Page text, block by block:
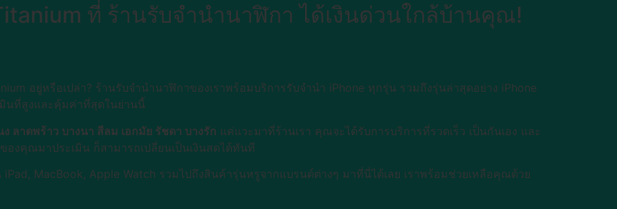
ที่ ร้านรับจำนำนาฬิกา ได้เงินด่วนใกล้บ้านคุณ!
อยู่หรือเปล่า? ร้านรับจำนำนาฬิกาของเราพร้อมบริการรับจำนำ iPhone ทุกรุ่น รวมถึงรุ่นล่าสุดอย่าง iPhone
นที่สูงและคุ้มค่าที่สุดในย่านนี้
ลาดพร้าว บางนา สีลม เอกมัย รัชดา บางรัก แค่แวะมาที่ร้านเรา คุณจะได้รับการบริการที่รวดเร็ว เป็นกันเอง และ
งคุณมาประเมิน ก็สามารถเปลี่ยนเป็นเงินสดได้ทันที
MacBook, Apple Watch รวมไปถึงสินค้ารุ่นหรูจากแบรนด์ต่างๆ มาที่นี่ได้เลย เราพร้อมช่วยเหลือคุณด้วย